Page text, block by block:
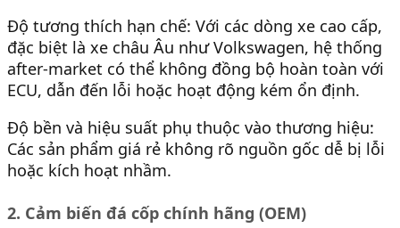
Độ tương thích hạn chế: Với các dòng xe cao cấp,
đặc biệt là xe châu Âu như Volkswagen, hệ thống
after-market có thể không đồng bộ hoàn toàn với
ECU, dẫn đến lỗi hoặc hoạt động kém ổn định.
Độ bền và hiệu suất phụ thuộc vào thương hiệu:
Các sản phẩm giá rẻ không rõ nguồn gốc dễ bị lỗi
hoặc kích hoạt nhầm.
2. Cảm biến đá cốp chính hãng (OEM)